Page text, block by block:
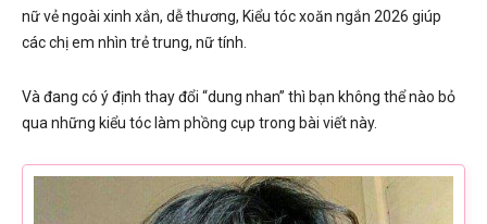
nữ vẻ ngoài xinh xắn, dễ thương, Kiểu tóc xoăn ngắn 2026 giúp
các chị em nhìn trẻ trung, nữ tính.
Và đang có ý định thay đổi “dung nhan” thì bạn không thể nào bỏ
qua những kiểu tóc làm phồng cụp trong bài viết này.